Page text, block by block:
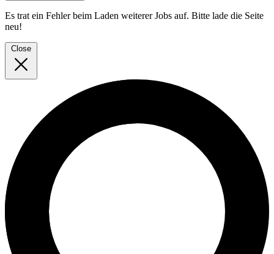
Es trat ein Fehler beim Laden weiterer Jobs auf. Bitte lade die Seite
neu!
Close